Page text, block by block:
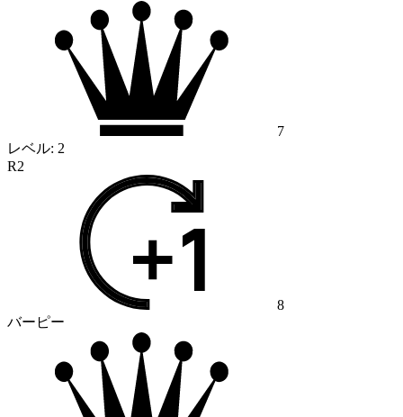
7
レベル: 2
R2
8
バーピー